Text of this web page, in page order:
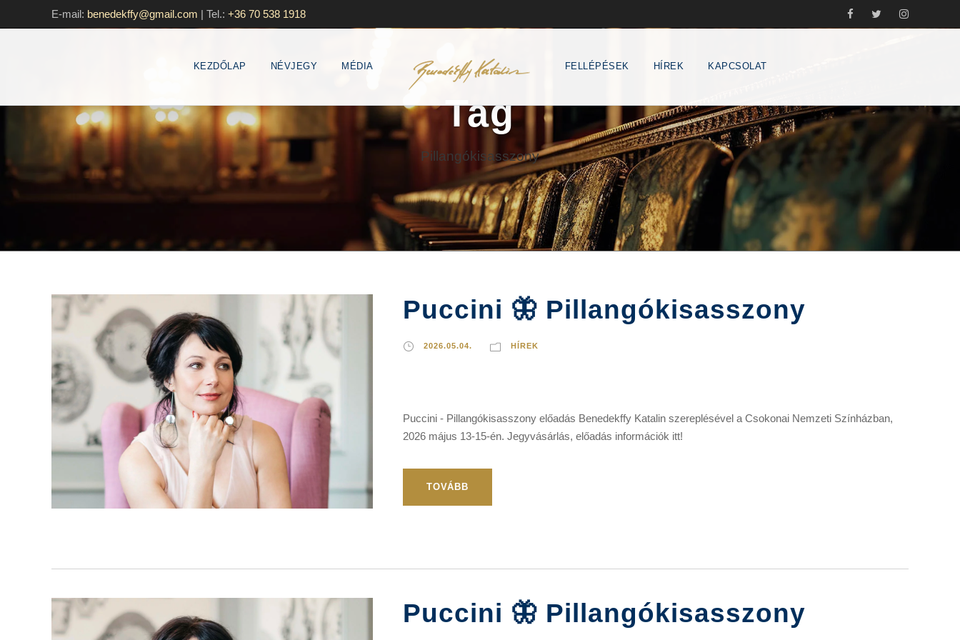
E-mail: benedekffy@gmail.com | Tel.: +36 70 538 1918
KEZDŐLAP NÉVJEGY MÉDIA FELLÉPÉSEK HÍREK KAPCSOLAT
Tag
Pillangókisasszony
Puccini 🦋 Pillangókisasszony
2026.05.04. HÍREK
Puccini - Pillangókisasszony előadás Benedekffy Katalin szereplésével a Csokonai Nemzeti Színházban,
2026 május 13-15-én. Jegyvásárlás, előadás információk itt!
TOVÁBB
Puccini 🦋 Pillangókisasszony